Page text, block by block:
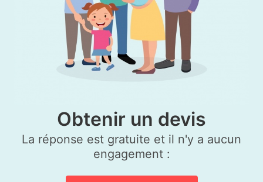
Obtenir un devis
La réponse est gratuite et il n'y a aucun
engagement :